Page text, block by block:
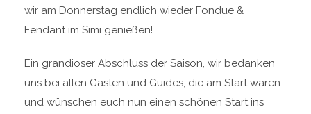
wir am Donnerstag endlich wieder Fondue &
Fendant im Simi genießen!
Ein grandioser Abschluss der Saison, wir bedanken
uns bei allen Gästen und Guides, die am Start waren
und wünschen euch nun einen schönen Start ins